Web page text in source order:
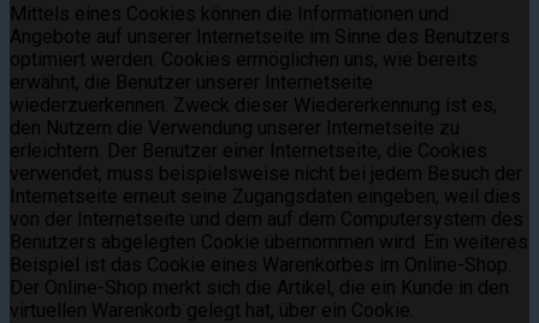
Mittels eines Cookies können die Informationen und
Angebote auf unserer Internetseite im Sinne des Benutzers
optimiert werden. Cookies ermöglichen uns, wie bereits
erwähnt, die Benutzer unserer Internetseite
wiederzuerkennen. Zweck dieser Wiedererkennung ist es,
den Nutzern die Verwendung unserer Internetseite zu
erleichtern. Der Benutzer einer Internetseite, die Cookies
verwendet, muss beispielsweise nicht bei jedem Besuch der
Internetseite erneut seine Zugangsdaten eingeben, weil dies
von der Internetseite und dem auf dem Computersystem des
Benutzers abgelegten Cookie übernommen wird. Ein weiteres
Beispiel ist das Cookie eines Warenkorbes im Online-Shop.
Der Online-Shop merkt sich die Artikel, die ein Kunde in den
virtuellen Warenkorb gelegt hat, über ein Cookie.